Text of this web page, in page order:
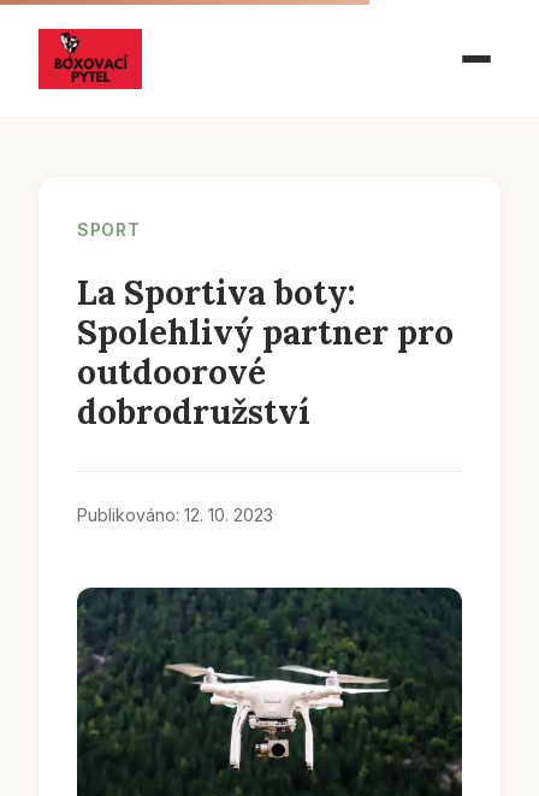
SPORT
La Sportiva boty:
Spolehlivý partner pro
outdoorové
dobrodružství
Publikováno: 12. 10. 2023